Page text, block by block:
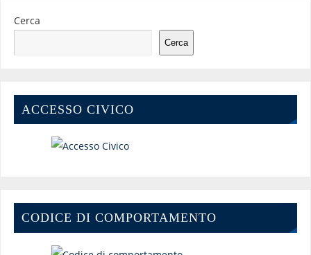
Cerca
Cerca
ACCESSO CIVICO
CODICE DI COMPORTAMENTO